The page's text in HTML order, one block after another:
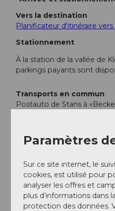
Vers la destination
Planificateur d'itinéraire
Stationnement
À la station de la vallée de
parkings payants sont
Transports en commun
Postauto de Stans à
Informations
Pour des renseignements
Klewenalp-
Auteur(e)
Paramètres
Sur ce site internet, le
cookies, est utilisé pour
analyser les offres et
plus d’informations dans
protection des données.